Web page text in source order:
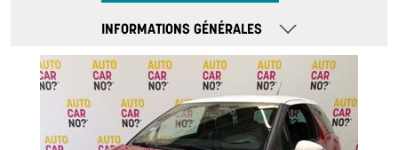
INFORMATIONS GÉNÉRALES